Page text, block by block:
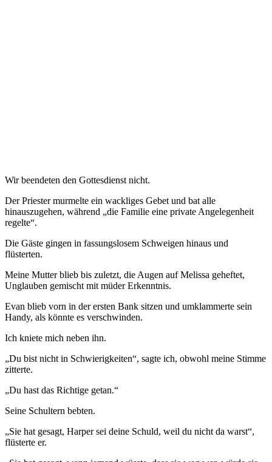
Wir beendeten den Gottesdienst nicht.
Der Priester murmelte ein wackliges Gebet und bat alle
hinauszugehen, während „die Familie eine private Angelegenheit
regelte“.
Die Gäste gingen in fassungslosem Schweigen hinaus und
flüsterten.
Meine Mutter blieb bis zuletzt, die Augen auf Melissa geheftet,
Unglauben gemischt mit müder Erkenntnis.
Evan blieb vorn in der ersten Bank sitzen und umklammerte sein
Handy, als könnte es verschwinden.
Ich kniete mich neben ihn.
„Du bist nicht in Schwierigkeiten“, sagte ich, obwohl meine Stimme
zitterte.
„Du hast das Richtige getan.“
Seine Schultern bebten.
„Sie hat gesagt, Harper sei deine Schuld, weil du nicht da warst“,
flüsterte er.